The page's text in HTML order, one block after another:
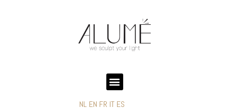
NL EN FR IT ES